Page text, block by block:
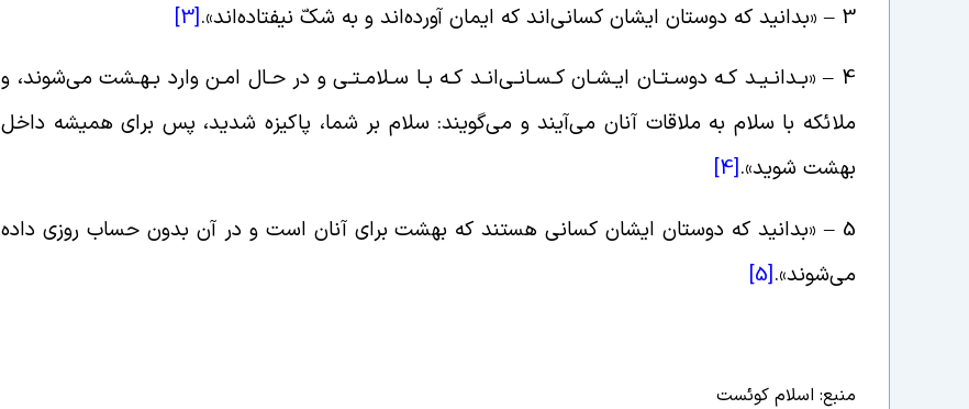
3 – «بدانید که دوستان ایشان کسانى‌اند که ایمان آورده‌اند و به شکّ نیفتاده‌اند».
[3]
4 – «بـدانـیـد کـه دوسـتـان ایـشـان کـسـانـى‌انـد کـه بـا سـلامـتـى و در حـال امـن وارد بـهـشت مى‌شوند، و
ملائکه با سلام به ملاقات آنان مى‌آیند و مى‌گویند: سلام بر شما، پاکیزه شدید، پس براى همیشه داخل
بهشت شوید».[4]
5 – «بدانید که دوستان ایشان کسانى هستند که بهشت براى آنان است و در آن بدون حساب روزى داده
مى‌شوند».[5]
منبع: اسلام کوئست